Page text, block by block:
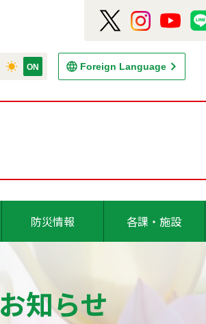
Foreign Language
防災情報 各課・施設
お知らせ